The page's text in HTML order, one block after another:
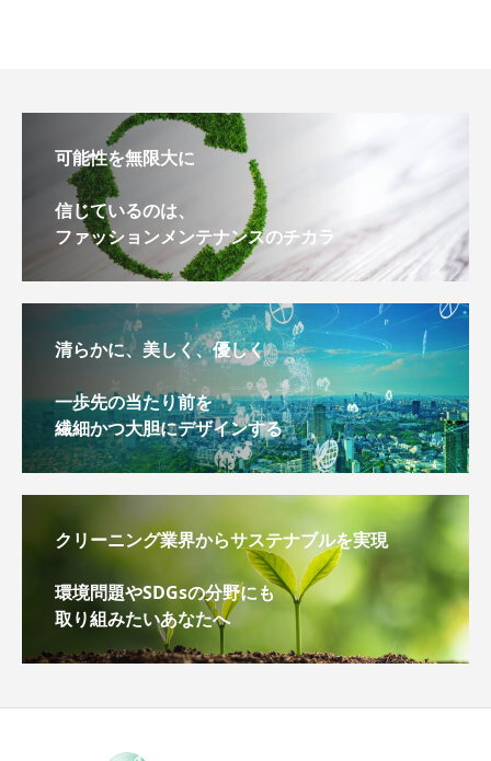
可能性を無限大に
信じているのは、
ファッションメンテナンスのチカラ
清らかに、美しく、優しく
一歩先の当たり前を
繊細かつ大胆にデザインする
クリーニング業界からサステナブルを実現
環境問題やSDGsの分野にも
取り組みたいあなたへ